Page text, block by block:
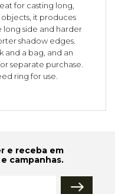
for casting long,
it produces
long side and harder
shadow edges.
and a bag, and an
separate purchase.
ring for use.
e receba em
campanhas.